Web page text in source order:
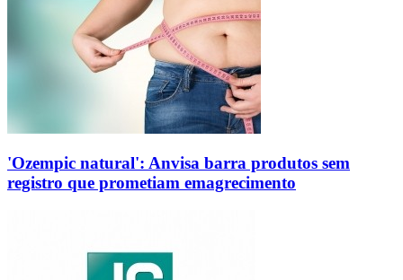
'Ozempic natural': Anvisa barra produtos sem
registro que prometiam emagrecimento